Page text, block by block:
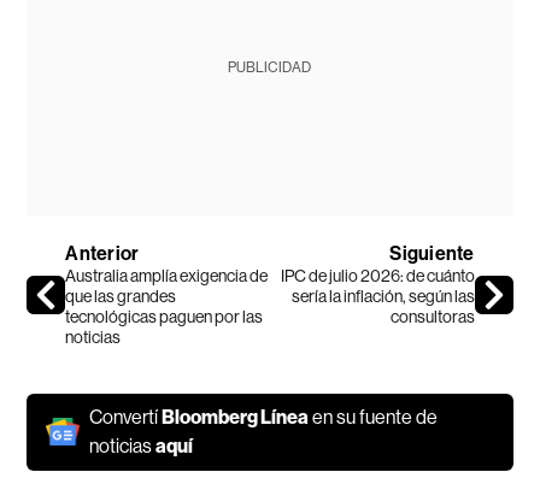
PUBLICIDAD
Anterior
Australia amplía exigencia de
que las grandes
tecnológicas paguen por las
noticias
Siguiente
IPC de julio 2026: de cuánto
sería la inflación, según las
consultoras
ConvertíBloomberg Línea en su fuente de
noticiasaquí